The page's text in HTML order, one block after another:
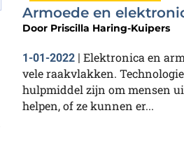
Armoede en
Door Priscilla Haring-Kuipers
1-01-2022 | Elektronica en
vele raakvlakken.
hulpmiddel zijn om mensen
helpen, of ze kunnen er...